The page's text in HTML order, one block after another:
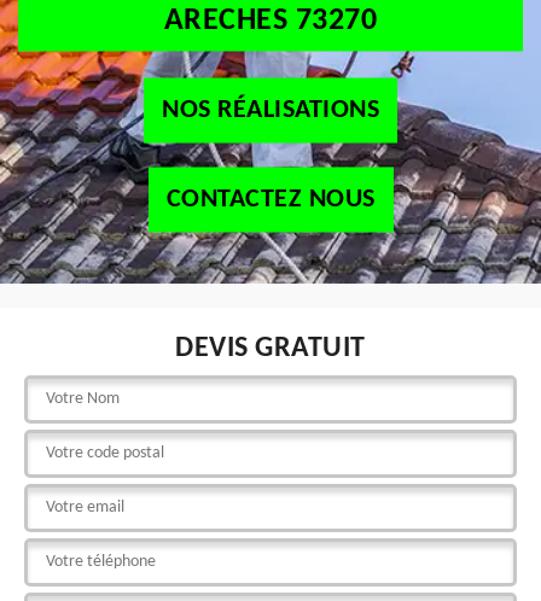
ARECHES 73270
NOS RÉALISATIONS
CONTACTEZ NOUS
DEVIS GRATUIT